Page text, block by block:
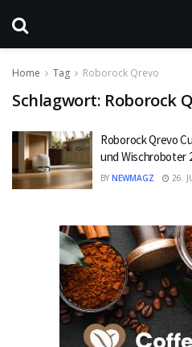
Home Tag Roborock Qrevo
Schlagwort: Roborock
Roborock Qrevo
und Wischroboter
BY NEWMAGZ 26.